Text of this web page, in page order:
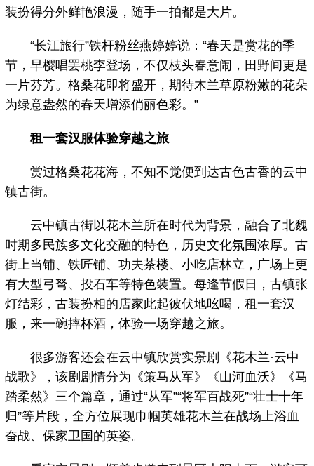
装扮得分外鲜艳浪漫，随手一拍都是大片。
“长江旅行”铁杆粉丝燕婷婷说：“春天是赏花的季
节，早樱唱罢桃李登场，不仅枝头春意闹，田野间更是
一片芬芳。格桑花即将盛开，期待木兰草原粉嫩的花朵
为绿意盎然的春天增添俏丽色彩。”
租一套汉服体验穿越之旅
赏过格桑花花海，不知不觉便到达古色古香的云中
镇古街。
云中镇古街以花木兰所在时代为背景，融合了北魏
时期多民族多文化交融的特色，历史文化氛围浓厚。古
街上当铺、铁匠铺、功夫茶楼、小吃店林立，广场上更
有大型弓弩、投石车等特色装置。每逢节假日，古镇张
灯结彩，古装扮相的店家此起彼伏地吆喝，租一套汉
服，来一碗摔杯酒，体验一场穿越之旅。
很多游客还会在云中镇欣赏实景剧《花木兰·云中
战歌》，该剧剧情分为《策马从军》《山河血沃》《马
踏柔然》三个篇章，通过“从军”“将军百战死”“壮士十年
归”等片段，全方位展现巾帼英雄花木兰在战场上浴血
奋战、保家卫国的英姿。